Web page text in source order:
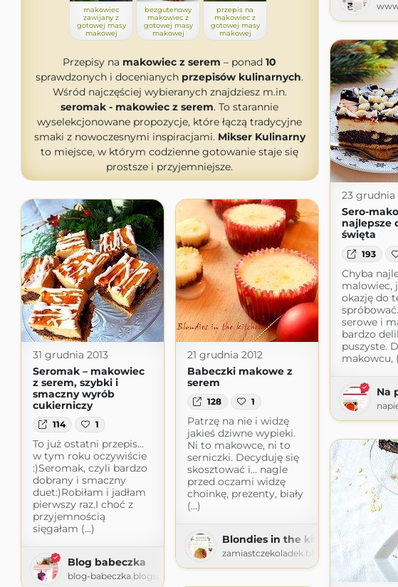
makowiec
zawijany z
gotowej masy
makowej
bezgutenowy
makowiec z
gotowej masy
makowej
przepis na
makowiec z
gotowej masy
makowej
Przepisy na makowiec z serem – ponad 10
sprawdzonych i docenianych przepisów kulinarnych.
Wśród najczęściej wybieranych znajdziesz m.in.
seromak - makowiec z serem. To starannie
wyselekcjonowane propozycje, które łączą tradycyjne
smaki z nowoczesnymi inspiracjami. Mikser Kulinarny
to miejsce, w którym codzienne gotowanie staje się
prostsze i przyjemniejsze.
23 grudnia
Sero-
najlepsze
święta
193
Chyba
malowiec,
okazję do
serowe i
bardzo
puszyste.
makowcu,
Na
31 grudnia 2013
Seromak – makowiec
z serem, szybki i
smaczny wyrób
cukierniczy
114 1
To już ostatni przepis...
w tym roku oczywiście
:)Seromak, czyli bardzo
dobrany i smaczny
duet:)Robiłam i jadłam
pierwszy raz.I choć z
przyjemnością
sięgałam (...)
Blog babeczka
blog-babeczka.blogspot.com
21 grudnia 2012
Babeczki makowe z
serem
128 1
Patrzę na nie i widzę
jakieś dziwne wypieki.
Ni to makowce, ni to
serniczki. Decyduję się
skosztować i... nagle
przed oczami widzę
choinkę, prezenty, biały
(...)
Blondies in the kitchen
zamiastczekoladek.blogspot.com